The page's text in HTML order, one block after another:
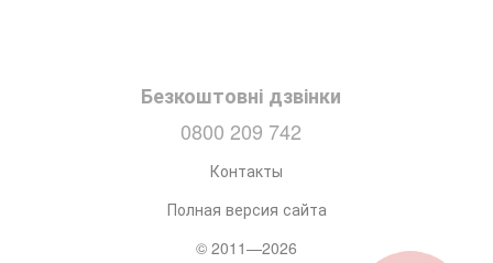
Безкоштовні дзвінки
0800 209 742
Контакты
Полная версия сайта
© 2011—2026